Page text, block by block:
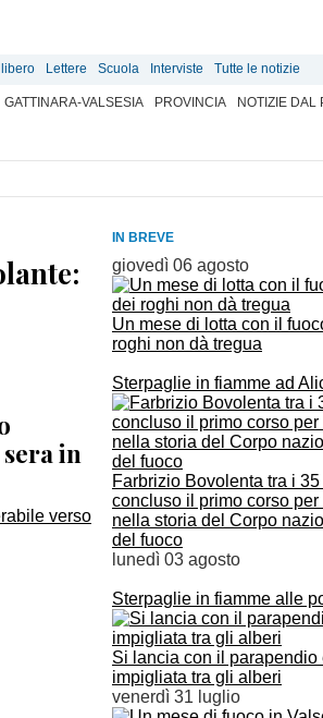
Lettere Scuola Interviste Tutte le notizie
GATTINARA-VALSESIA PROVINCIA
NOTIZIE DAL
IN BREVE
giovedì 06 agosto
Un mese di lotta con il
roghi non dà tregua
Sterpaglie in fiamme ad
Farbrizio Bovolenta tra i
concluso il primo corso
nella storia del Corpo
del fuoco
lunedì 03 agosto
Sterpaglie in fiamme alle
Si lancia con il parapendio
impigliata tra gli alberi
venerdì 31 luglio
in